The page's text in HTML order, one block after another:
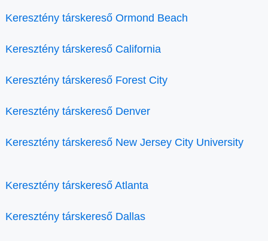
Keresztény társkereső Ormond Beach
Keresztény társkereső California
Keresztény társkereső Forest City
Keresztény társkereső Denver
Keresztény társkereső New Jersey City University
Keresztény társkereső Atlanta
Keresztény társkereső Dallas